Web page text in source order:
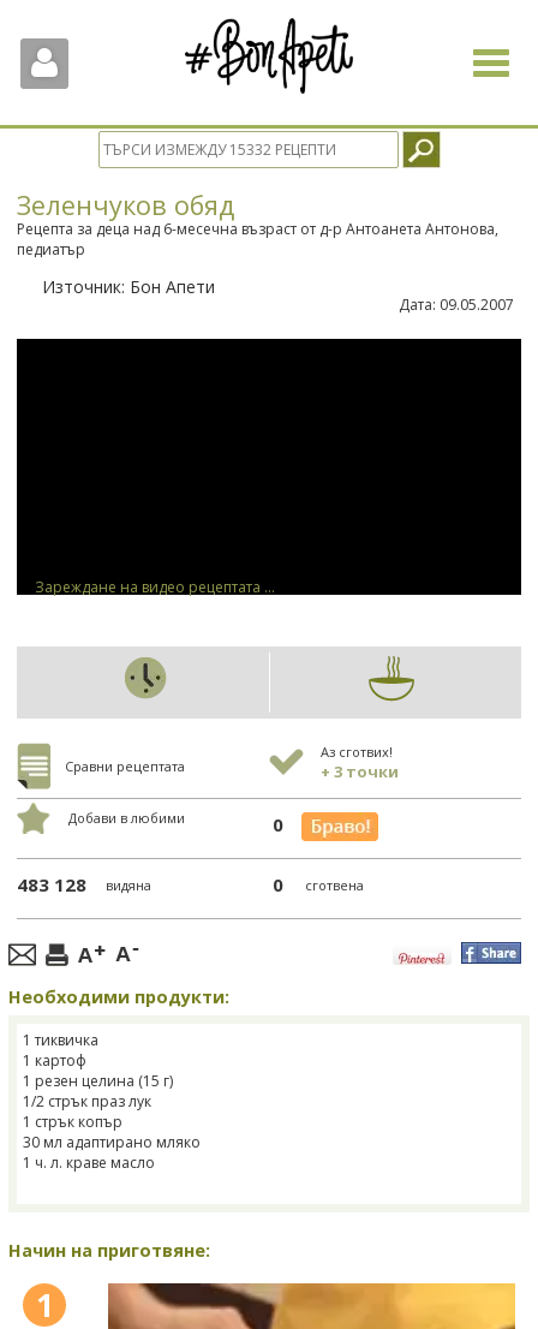
Toggle
Зеленчуков обяд
Рецепта за деца над 6-месечна възраст от д-р Антоанета Антонова,
педиатър
Източник: Бон Апети
Дата: 09.05.2007
Зареждане на видео рецептата ...
Сравни рецептата
Аз сготвих!
+ 3 точки
Добави в любими 0
483 128 видяна 0 сготвена
Необходими продукти:
1 тиквичка
1 картоф
1 резен целина (15 г)
1/2 стрък праз лук
1 стрък копър
30 мл адаптирано мляко
1 ч. л. краве масло
Начин на приготвяне:
1